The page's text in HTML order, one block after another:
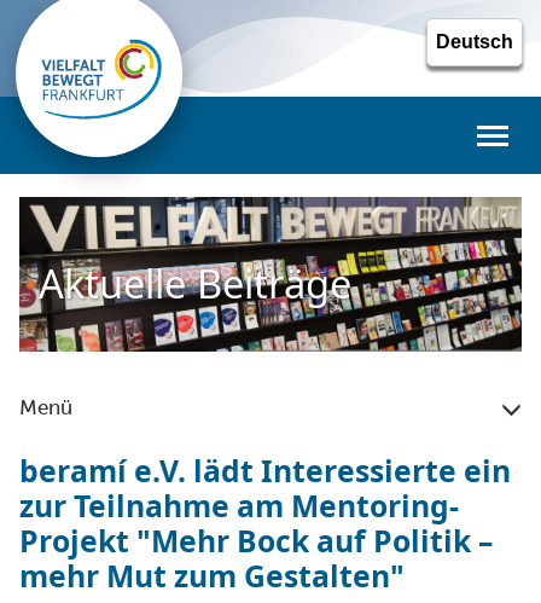
Aktuelle Beiträge
Menü
beramí e.V. lädt Interessierte ein
zur Teilnahme am Mentoring-
Projekt "Mehr Bock auf Politik –
mehr Mut zum Gestalten"